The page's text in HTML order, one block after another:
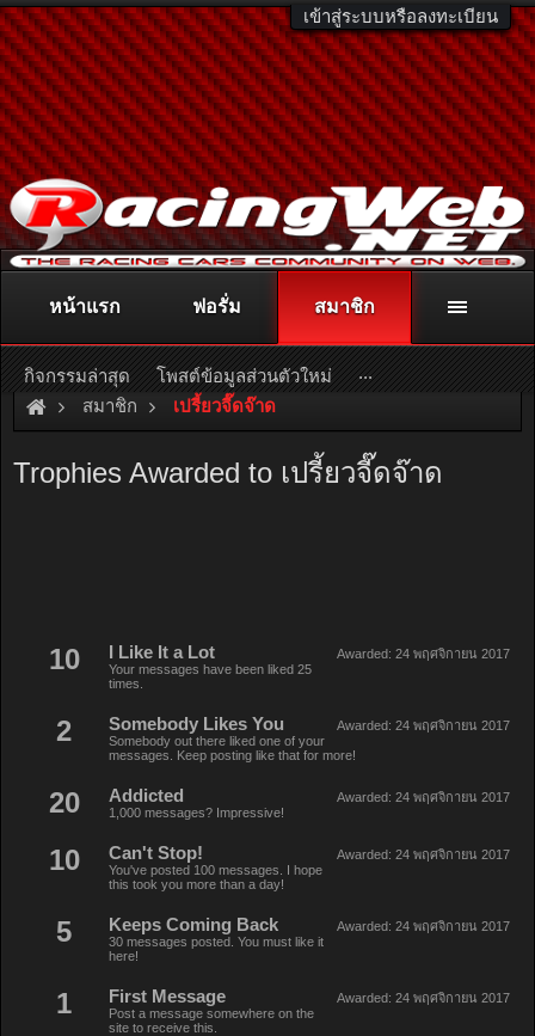
เข้าสู่ระบบหรือลงทะเบียน
ติดต่อลงโฆษณา racingweb@gmail.comหรือโทร. 081-811-1138
หรืออ่านรายละเอียดเพิ่มเติม คลิกที่นี่
สมาชิก เปรี้ยวจี๊ดจ๊าด
Trophies Awarded to เปรี้ยวจี๊ดจ๊าด
10 Awarded: 24 พฤศจิกายน 2017
I Like It a Lot
Your messages have been liked 25
times.
2 Awarded: 24 พฤศจิกายน 2017
Somebody Likes You
Somebody out there liked one of your
messages. Keep posting like that for more!
20 Awarded: 24 พฤศจิกายน 2017
Addicted
1,000 messages? Impressive!
10 Awarded: 24 พฤศจิกายน 2017
Can't Stop!
You've posted 100 messages. I hope
this took you more than a day!
5 Awarded: 24 พฤศจิกายน 2017
Keeps Coming Back
30 messages posted. You must like it
here!
1 Awarded: 24 พฤศจิกายน 2017
First Message
Post a message somewhere on the
site to receive this.
หน้าแรก ฟอรั่ม สมาชิก
กิจกรรมล่าสุด โพสต์ข้อมูลส่วนตัวใหม่ ...